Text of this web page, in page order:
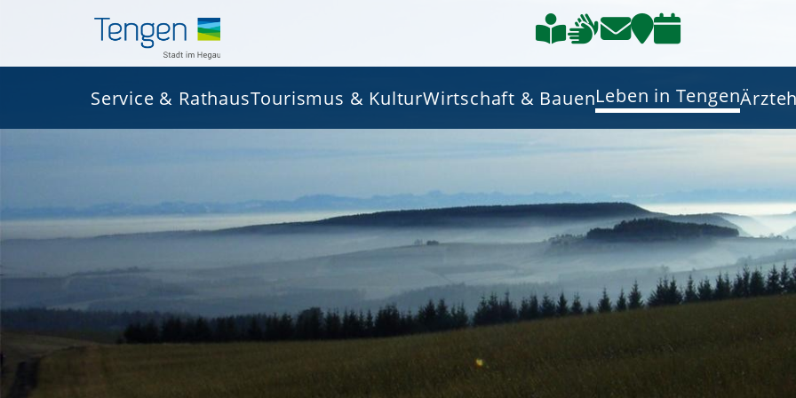
Service & RathausTourismus & KulturWirtschaft & BauenLeben in Tengen